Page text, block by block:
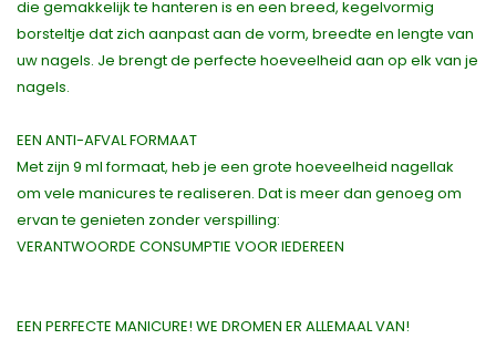
die gemakkelijk te hanteren is en een breed, kegelvormig
borsteltje dat zich aanpast aan de vorm, breedte en lengte van
uw nagels. Je brengt de perfecte hoeveelheid aan op elk van je
nagels.
EEN ANTI-AFVAL FORMAAT
Met zijn 9 ml formaat, heb je een grote hoeveelheid nagellak
om vele manicures te realiseren. Dat is meer dan genoeg om
ervan te genieten zonder verspilling:
VERANTWOORDE CONSUMPTIE VOOR IEDEREEN
EEN PERFECTE MANICURE! WE DROMEN ER ALLEMAAL VAN!